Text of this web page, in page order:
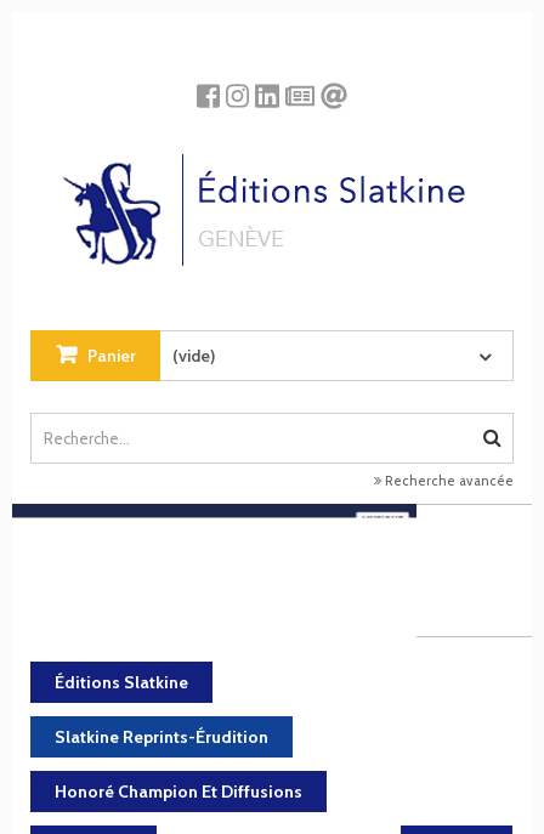
Panier (vide)
Recherche avancée
Éditions Slatkine
Slatkine Reprints-Érudition
Honoré Champion Et Diffusions